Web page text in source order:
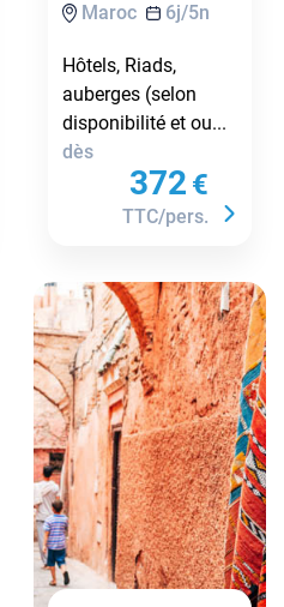
Marrakech aux
dunes de
Merzouga
Maroc 6j/5n
Hôtels, Riads,
auberges (selon
disponibilité et ou...
dès
372 €
TTC/pers.